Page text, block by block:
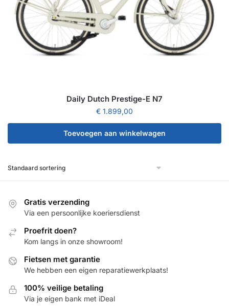
Daily Dutch Prestige-E N7
€ 1.899,00
Toevoegen aan winkelwagen
Gratis verzending
Via een persoonlijke koeriersdienst
Proefrit doen?
Kom langs in onze showroom!
Fietsen met garantie
We hebben een eigen reparatiewerkplaats!
100% veilige betaling
Via je eigen bank met iDeal